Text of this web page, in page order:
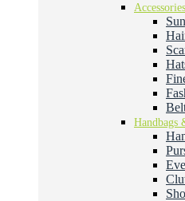
Accessories
Handbags